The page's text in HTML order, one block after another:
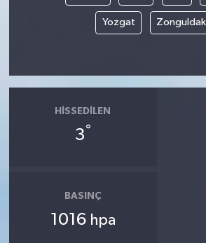
Yozgat Zonguldak
HISSEDILEN
3°
BASINÇ
1016 hpa